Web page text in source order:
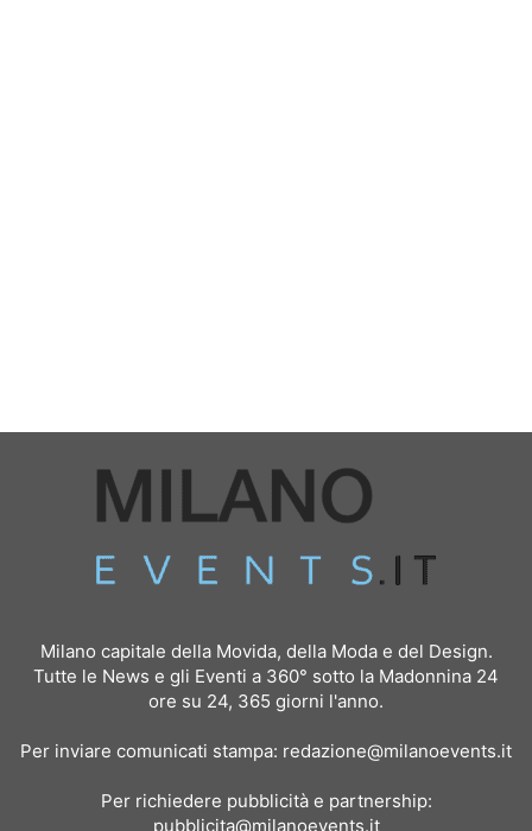
Milano capitale della Movida, della Moda e del Design.
Tutte le News e gli Eventi a 360° sotto la Madonnina 24
ore su 24, 365 giorni l'anno.
Per inviare comunicati stampa: redazione@milanoevents.it
Per richiedere pubblicità e partnership:
pubblicita@milanoevents.it